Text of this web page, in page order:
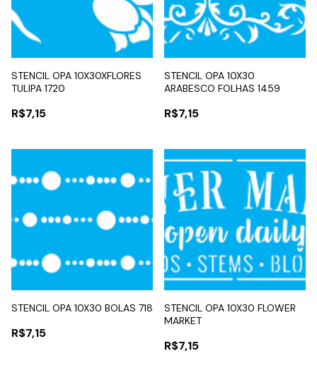
STENCIL OPA 10X30XFLORES
TULIPA 1720
R$7,15
STENCIL OPA 10X30
ARABESCO FOLHAS 1459
R$7,15
STENCIL OPA 10X30 BOLAS 718
R$7,15
STENCIL OPA 10X30 FLOWER
MARKET
R$7,15